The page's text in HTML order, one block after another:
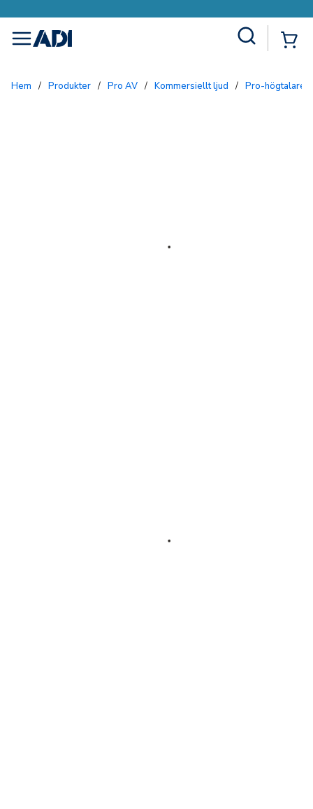
menu
Hem / Produkter / Pro AV / Kommersiellt ljud / Pro-högtalare